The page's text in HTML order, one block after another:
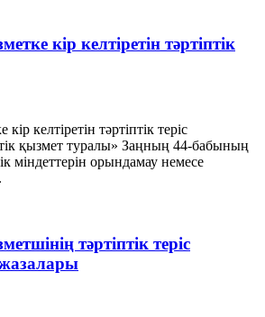
кір келтіретін тәртіптік
келтіретін тәртіптік теріс
қызмет туралы» Заңның 44-бабының
міндеттерін орындамау немесе
тәртіптік теріс